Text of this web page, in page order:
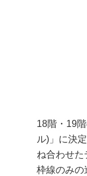
18階・19
ル)」に決
ね合わせた
枠線のみの